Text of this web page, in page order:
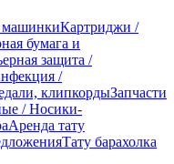
машинкиКартриджи /
бумага и
защита /
/
клипкордыЗапчасти
/ Носики-
Аренда тату
Тату барахолка